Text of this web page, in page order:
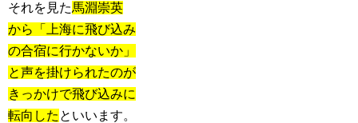
それを見た馬淵崇英
から「上海に飛び込み
の合宿に行かないか」
と声を掛けられたのが
きっかけで飛び込みに
転向した といいます。